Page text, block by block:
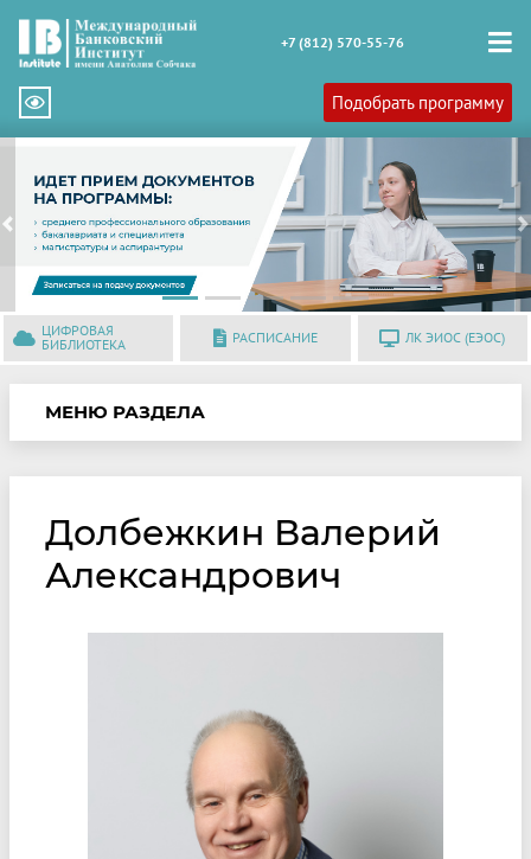
+7 (812) 570-55-76
Подобрать программу
Previous
ЦИФРОВАЯ
БИБЛИОТЕКА
РАСПИСАНИЕ ЛК ЭИОС (ЕЭОС)
МЕНЮ РАЗДЕЛА
Долбежкин Валерий
Александрович